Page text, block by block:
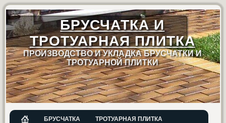
БРУСЧАТКА И
ТРОТУАРНАЯ ПЛИТКА
ПРОИЗВОДСТВО И УКЛАДКА БРУСЧАТКИ И
ТРОТУАРНОЙ ПЛИТКИ
БРУСЧАТКА
ТРОТУАРНАЯ ПЛИТКА